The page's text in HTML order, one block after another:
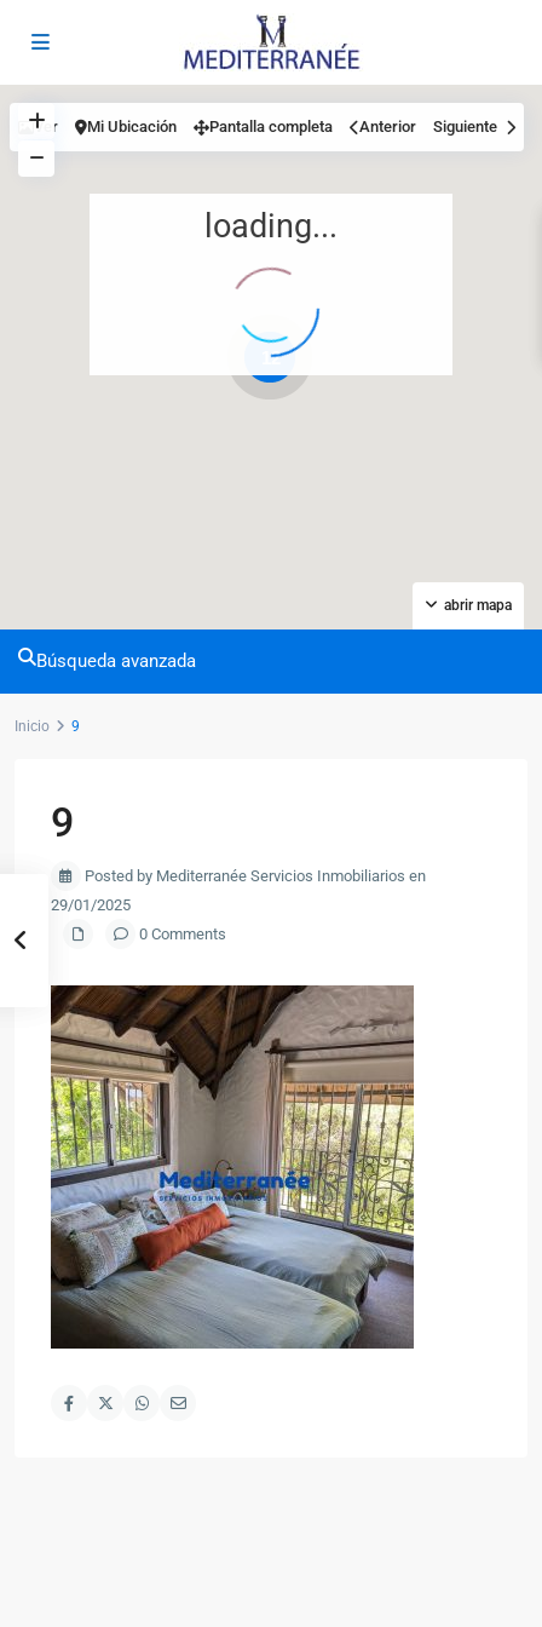
12
loading...
abrir mapa
Ver Mi Ubicación Pantalla completa Anterior Siguiente
Búsqueda avanzada
Inicio 9
9
Posted by Mediterranée Servicios Inmobiliarios en
29/01/2025
0 Comments